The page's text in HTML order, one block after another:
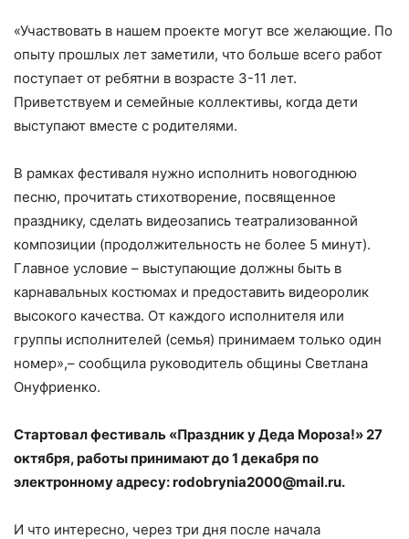
«Участвовать в нашем проекте могут все желающие. По
опыту прошлых лет заметили, что больше всего работ
поступает от ребятни в возрасте 3-11 лет.
Приветствуем и семейные коллективы, когда дети
выступают вместе с родителями.
В рамках фестиваля нужно исполнить новогоднюю
песню, прочитать стихотворение, посвященное
празднику, сделать видеозапись театрализованной
композиции (продолжительность не более 5 минут).
Главное условие – выступающие должны быть в
карнавальных костюмах и предоставить видеоролик
высокого качества. От каждого исполнителя или
группы исполнителей (семья) принимаем только один
номер»,– сообщила руководитель общины Светлана
Онуфриенко.
Стартовал фестиваль «Праздник у Деда Мороза!» 27
октября, работы принимают до 1 декабря по
электронному адресу: rodobrynia2000@mail.ru.
И что интересно, через три дня после начала